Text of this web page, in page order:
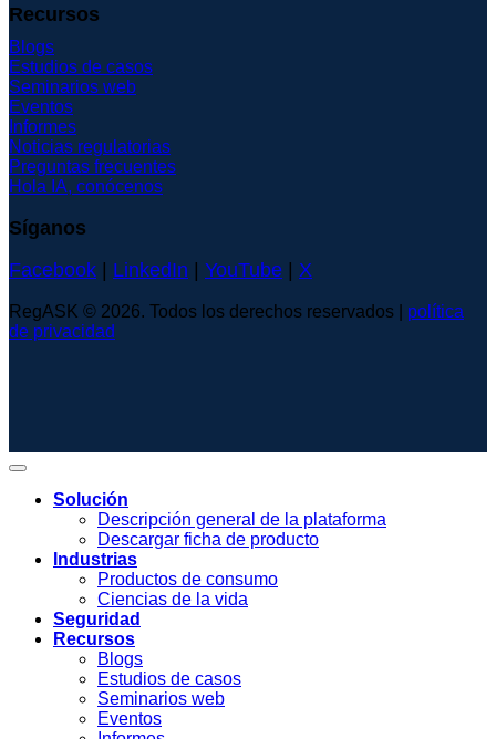
Recursos
Blogs
Estudios de casos
Seminarios web
Eventos
Informes
Noticias regulatorias
Preguntas frecuentes
Hola IA, conócenos
Síganos
Facebook
LinkedIn YouTube X
RegASK © 2026. Todos los derechos reservados | política
de privacidad
Solución
Descripción general de la plataforma
Descargar ficha de producto
Industrias
Productos de consumo
Ciencias de la vida
Seguridad
Recursos
Blogs
Estudios de casos
Seminarios web
Eventos